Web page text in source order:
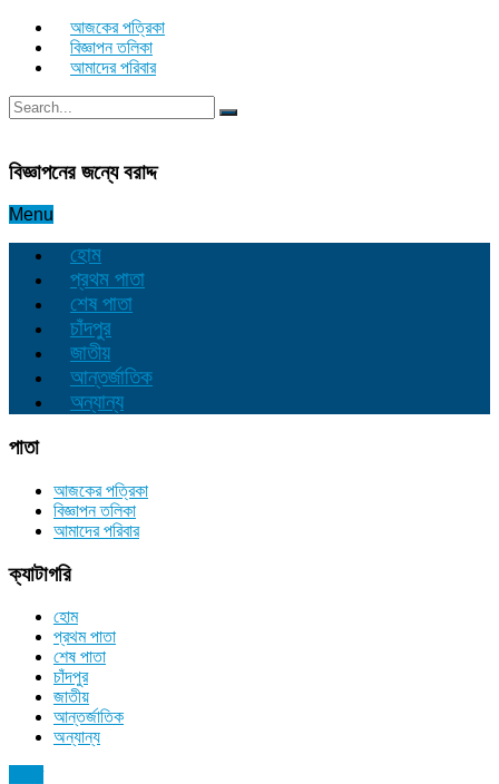
আজকের পত্রিকা
বিজ্ঞাপন তলিকা
আমাদের পরিবার
বিজ্ঞাপনের জন্যে বরাদ্দ
Menu
হোম
প্রথম পাতা
শেষ পাতা
চাঁদপুর
জাতীয়
আন্তর্জাতিক
অন্যান্য
পাতা
আজকের পত্রিকা
বিজ্ঞাপন তলিকা
আমাদের পরিবার
ক্যাটাগরি
হোম
প্রথম পাতা
শেষ পাতা
চাঁদপুর
জাতীয়
আন্তর্জাতিক
অন্যান্য